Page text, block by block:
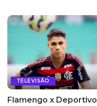
TELEVISÃO
Flamengo x Deportivo